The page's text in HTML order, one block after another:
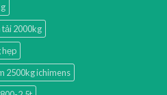
tải 2000kg
hẹp
2500kg ichimens